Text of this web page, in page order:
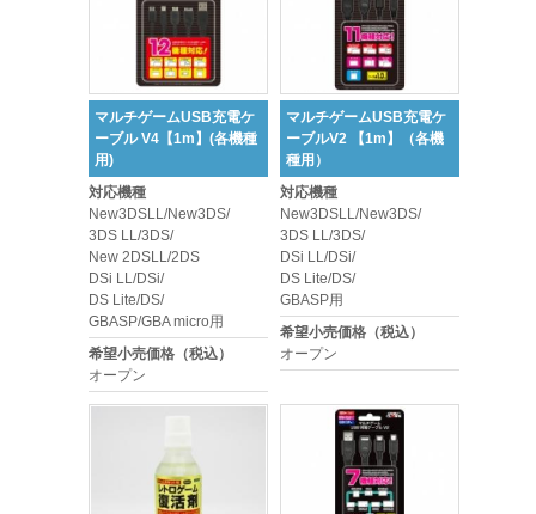
マルチゲームUSB充電ケ
ーブル V4【1m】(各機種
用)
対応機種
New3DSLL/New3DS/
3DS LL/3DS/
New 2DSLL/2DS
DSi LL/DSi/
DS Lite/DS/
GBASP/GBA micro用
希望小売価格（税込）
オープン
マルチゲームUSB充電ケ
ーブルV2 【1m】（各機
種用）
対応機種
New3DSLL/New3DS/
3DS LL/3DS/
DSi LL/DSi/
DS Lite/DS/
GBASP用
希望小売価格（税込）
オープン